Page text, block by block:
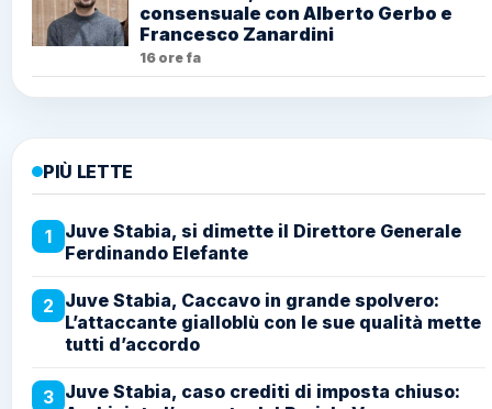
consensuale con Alberto Gerbo e
Francesco Zanardini
16 ore fa
PIÙ LETTE
1
Juve Stabia, si dimette il Direttore Generale
Ferdinando Elefante
2 Juve Stabia, Caccavo in grande spolvero:
L’attaccante gialloblù con le sue qualità mette
tutti d’accordo
3 Juve Stabia, caso crediti di imposta chiuso: